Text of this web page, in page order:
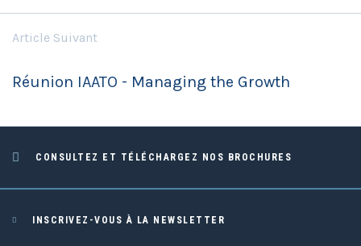
Article Suivant
Réunion IAATO - Managing the Growth
CONSULTEZ ET TÉLÉCHARGEZ NOS BROCHURES
INSCRIVEZ-VOUS À LA NEWSLETTER